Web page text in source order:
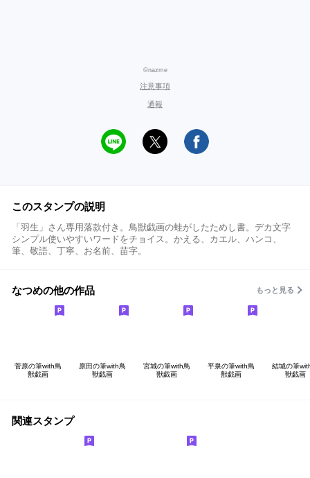
©nazme
注意事項
通報
このスタンプの説明
「羽生」さん専用落款付き。鳥獣戯画の蛙がしたためし書。デカ文字
シンプル使いやすいワードをチョイス。かえる、カエル、ハンコ、
筆、敬語、丁寧、お名前、苗字。
なつめの他の作品 もっと見る
菅原の筆with鳥
獣戯画
原田の筆with鳥
獣戯画
宮城の筆with鳥
獣戯画
平泉の筆with鳥
獣戯画
結城の筆
獣戯画
関連スタンプ